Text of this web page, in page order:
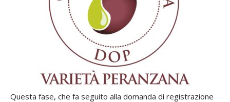
Questa fase, che fa seguito alla domanda di registrazione